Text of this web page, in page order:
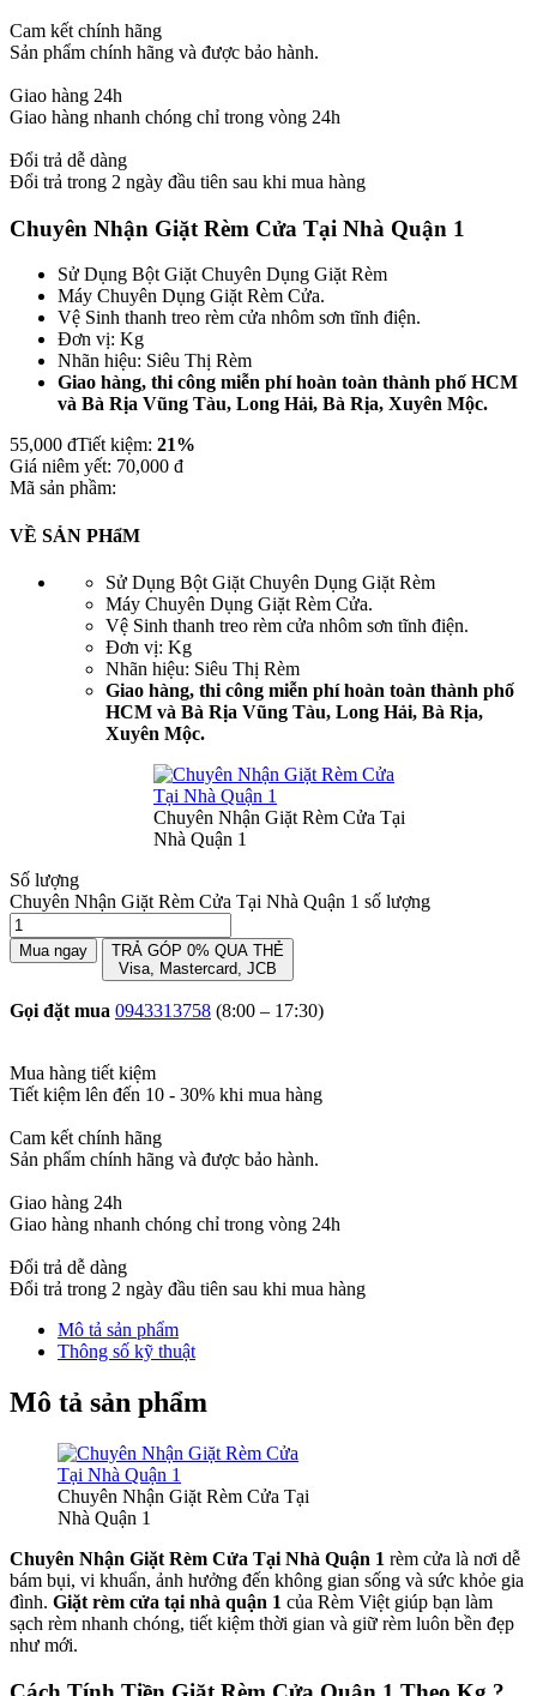
Cam kết chính hãng
Sản phẩm chính hãng và được bảo hành.
Giao hàng 24h
Giao hàng nhanh chóng chỉ trong vòng 24h
Đổi trả dễ dàng
Đổi trả trong 2 ngày đầu tiên sau khi mua hàng
Chuyên Nhận Giặt Rèm Cửa Tại Nhà Quận 1
Sử Dụng Bột Giặt Chuyên Dụng Giặt Rèm
Máy Chuyên Dụng Giặt Rèm Cửa.
Vệ Sinh thanh treo rèm cửa nhôm sơn tĩnh điện.
Đơn vị: Kg
Nhãn hiệu: Siêu Thị Rèm
Giao hàng, thi công miễn phí hoàn toàn thành phố HCM
và Bà Rịa Vũng Tàu, Long Hải, Bà Rịa, Xuyên Mộc.
55,000 đTiết kiệm: 21%
Giá niêm yết: 70,000 đ
Mã sản phầm:
VỀ SẢN PHẩM
Sử Dụng Bột Giặt Chuyên Dụng Giặt Rèm
Máy Chuyên Dụng Giặt Rèm Cửa.
Vệ Sinh thanh treo rèm cửa nhôm sơn tĩnh điện.
Đơn vị: Kg
Nhãn hiệu: Siêu Thị Rèm
Giao hàng, thi công miễn phí hoàn toàn thành phố
HCM và Bà Rịa Vũng Tàu, Long Hải, Bà Rịa,
Xuyên Mộc.
Chuyên Nhận Giặt Rèm Cửa Tại
Nhà Quận 1
Số lượng
Chuyên Nhận Giặt Rèm Cửa Tại Nhà Quận 1 số lượng
Mua ngay
TRẢ GÓP 0% QUA THẺ
Visa, Mastercard, JCB
Gọi đặt mua 0943313758 (8:00 – 17:30)
Mua hàng tiết kiệm
Tiết kiệm lên đến 10 - 30% khi mua hàng
Cam kết chính hãng
Sản phẩm chính hãng và được bảo hành.
Giao hàng 24h
Giao hàng nhanh chóng chỉ trong vòng 24h
Đổi trả dễ dàng
Đổi trả trong 2 ngày đầu tiên sau khi mua hàng
Mô tả sản phẩm
Thông số kỹ thuật
Mô tả sản phẩm
Chuyên Nhận Giặt Rèm Cửa Tại
Nhà Quận 1
Chuyên Nhận Giặt Rèm Cửa Tại Nhà Quận 1 rèm cửa là nơi dễ
bám bụi, vi khuẩn, ảnh hưởng đến không gian sống và sức khỏe gia
đình. Giặt rèm cửa tại nhà quận 1 của Rèm Việt giúp bạn làm
sạch rèm nhanh chóng, tiết kiệm thời gian và giữ rèm luôn bền đẹp
như mới.